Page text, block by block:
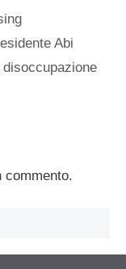
Abi
commento.